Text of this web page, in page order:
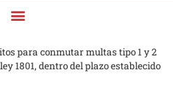
para conmutar multas tipo 1 y 2
1801, dentro del plazo establecido